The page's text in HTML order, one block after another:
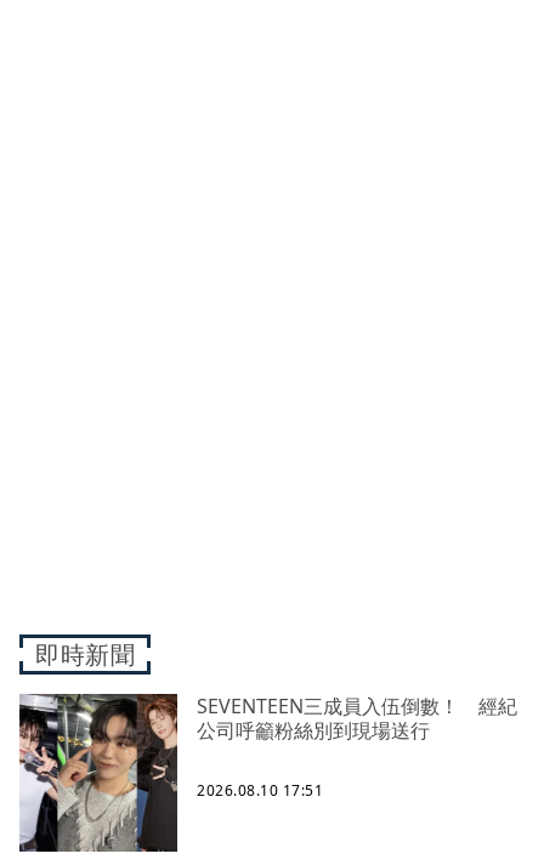
即時新聞
SEVENTEEN三成員入伍倒數！ 經紀
公司呼籲粉絲別到現場送行
2026.08.10 17:51